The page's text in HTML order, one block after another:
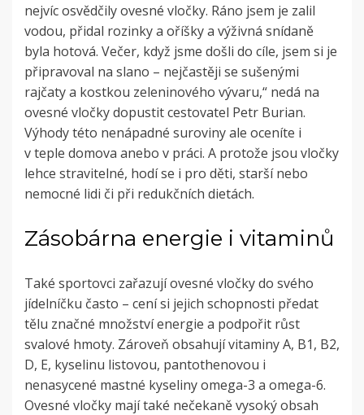
nejvíc osvědčily ovesné vločky. Ráno jsem je zalil
vodou, přidal rozinky a oříšky a výživná snídaně
byla hotová. Večer, když jsme došli do cíle, jsem si je
připravoval na slano – nejčastěji se sušenými
rajčaty a kostkou zeleninového vývaru,“ nedá na
ovesné vločky dopustit cestovatel Petr Burian.
Výhody této nenápadné suroviny ale oceníte i
v teple domova anebo v práci. A protože jsou vločky
lehce stravitelné, hodí se i pro děti, starší nebo
nemocné lidi či při redukčních dietách.
Zásobárna energie i vitaminů
Také sportovci zařazují ovesné vločky do svého
jídelníčku často – cení si jejich schopnosti předat
tělu značné množství energie a podpořit růst
svalové hmoty. Zároveň obsahují vitaminy A, B1, B2,
D, E, kyselinu listovou, pantothenovou i
nenasycené mastné kyseliny omega-3 a omega-6.
Ovesné vločky mají také nečekaně vysoký obsah